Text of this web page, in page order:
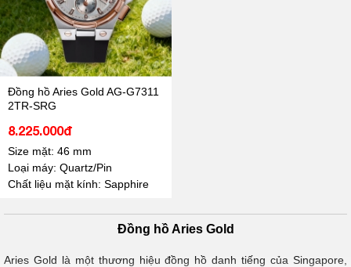
Đồng hồ Aries Gold AG-G7311
2TR-SRG
8.225.000đ
Size mặt: 46 mm
Loại máy: Quartz/Pin
Chất liệu mặt kính: Sapphire
Đồng hồ Aries Gold
Aries Gold là một thương hiệu đồng hồ danh tiếng của Singapore,